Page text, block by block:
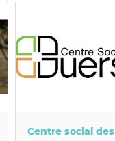
Centre social des